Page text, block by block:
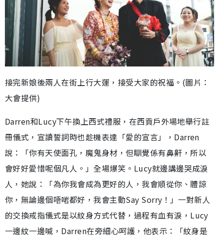
接完新娘後兩人在街上行大運，接受大家的祝福。(圖片：
大會提供)
Darren和Lucy下午換上西式禮服，在西貢戶外場地舉行註
冊儀式，宣讀誓詞時也趁機表達「愛的宣言」，Darren
說：「你有天使面孔，魔鬼身材，但瞓覺係有鼻鼾，所以
會好好愛惜呢個凡人。」全場爆笑。Lucy就邊講邊哭成淚
人，她說：「為你我會成為更好的人，我會順從你、體諒
你，無論邊個唔啱都好，我會主動Say Sorry！」一對新人
的交換戒指儀式是以紋身方式代替，過程有血有淚，Lucy
一邊紋一邊喊，Darren在旁細心呵護，他表示：「紋身是